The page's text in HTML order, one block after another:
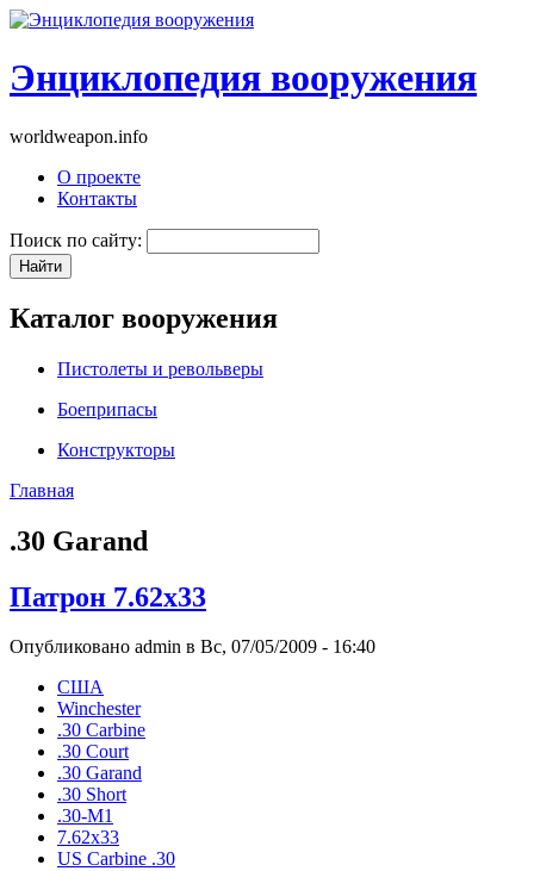
Энциклопедия вооружения
worldweapon.info
О проекте
Контакты
Поиск по сайту:
Каталог вооружения
Пистолеты и револьверы
Боеприпасы
Конструкторы
Главная
.30 Garand
Патрон 7.62x33
Опубликовано admin в Вс, 07/05/2009 - 16:40
США
Winchester
.30 Carbine
.30 Court
.30 Garand
.30 Short
.30-М1
7.62x33
US Carbine .30